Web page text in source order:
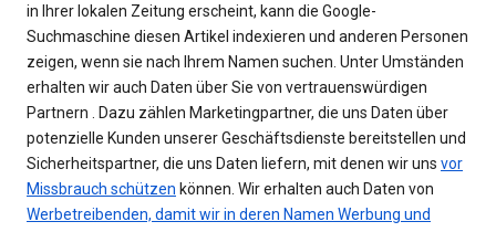
in Ihrer lokalen Zeitung erscheint, kann die Google-
Suchmaschine diesen Artikel indexieren und anderen Personen
zeigen, wenn sie nach Ihrem Namen suchen. Unter Umständen
erhalten wir auch Daten über Sie von vertrauenswürdigen
Partnern . Dazu zählen Marketingpartner, die uns Daten über
potenzielle Kunden unserer Geschäftsdienste bereitstellen und
Sicherheitspartner, die uns Daten liefern, mit denen wir uns vor
Missbrauch schützen können. Wir erhalten auch Daten von
Werbetreibenden, damit wir in deren Namen Werbung und